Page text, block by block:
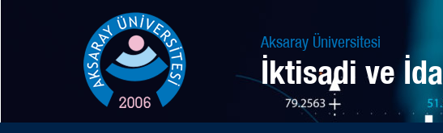
Aksaray Üniversitesi
İktisadi ve